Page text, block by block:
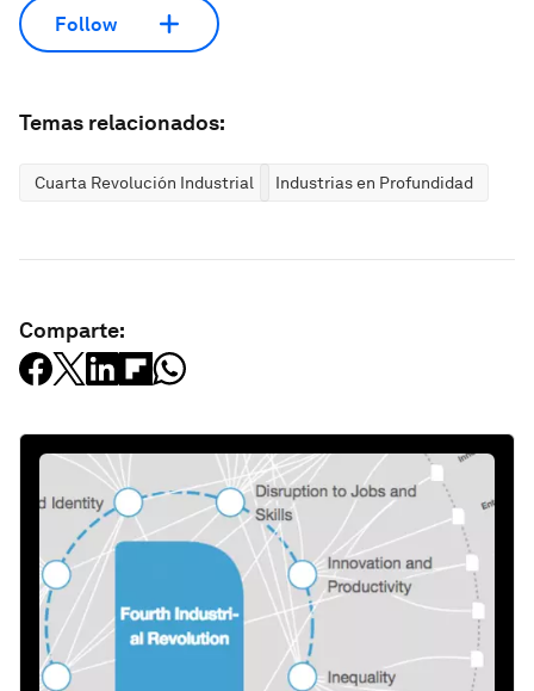
Follow
Temas relacionados:
Cuarta Revolución Industrial Industrias en Profundidad
Comparte: